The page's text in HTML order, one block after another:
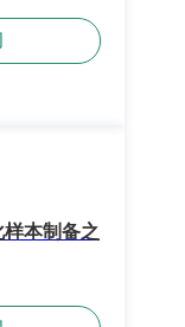
样本制备之